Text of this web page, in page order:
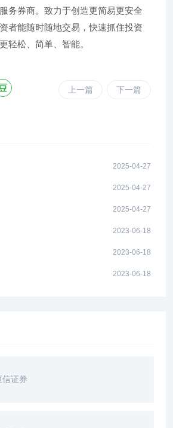
务券商。致力于创造更简易更安全
者能随时随地交易，快速抓住投资
轻松、简单、智能。
上一篇 下一篇
2025-04-27
2025-04-27
2025-04-27
2023-06-18
2023-06-18
2023-06-18
信证券